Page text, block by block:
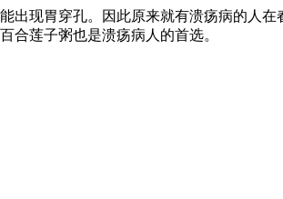
出现胃穿孔。因此原来就有溃疡病的人在
合莲子粥也是溃疡病人的首选。